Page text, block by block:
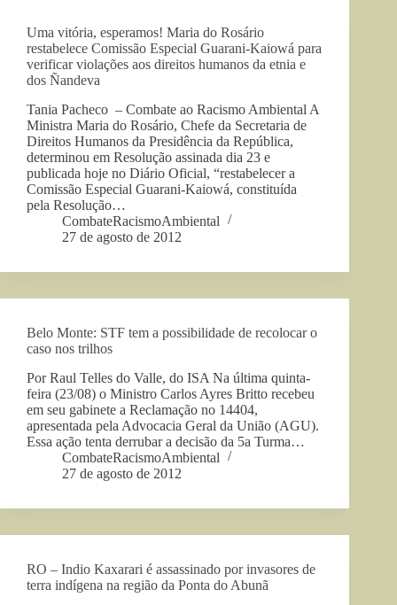
Uma vitória, esperamos! Maria do Rosário
restabelece Comissão Especial Guarani-Kaiowá para
verificar violações aos direitos humanos da etnia e
dos Ñandeva
Tania Pacheco – Combate ao Racismo Ambiental A
Ministra Maria do Rosário, Chefe da Secretaria de
Direitos Humanos da Presidência da República,
determinou em Resolução assinada dia 23 e
publicada hoje no Diário Oficial, “restabelecer a
Comissão Especial Guarani-Kaiowá, constituída
pela Resolução…
CombateRacismoAmbiental
27 de agosto de 2012
Belo Monte: STF tem a possibilidade de recolocar o
caso nos trilhos
Por Raul Telles do Valle, do ISA Na última quinta-
feira (23/08) o Ministro Carlos Ayres Britto recebeu
em seu gabinete a Reclamação no 14404,
apresentada pela Advocacia Geral da União (AGU).
Essa ação tenta derrubar a decisão da 5a Turma…
CombateRacismoAmbiental
27 de agosto de 2012
RO – Indio Kaxarari é assassinado por invasores de
terra indígena na região da Ponta do Abunã